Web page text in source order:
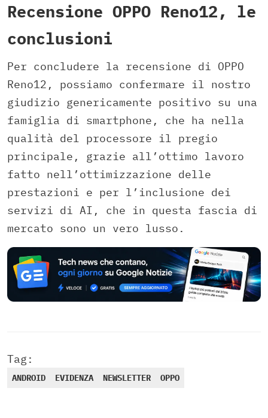
Recensione OPPO Reno12, le
conclusioni
Per concludere la recensione di OPPO
Reno12, possiamo confermare il nostro
giudizio genericamente positivo su una
famiglia di smartphone, che ha nella
qualità del processore il pregio
principale, grazie all’ottimo lavoro
fatto nell’ottimizzazione delle
prestazioni e per l’inclusione dei
servizi di AI, che in questa fascia di
mercato sono un vero lusso.
Tag:
ANDROID EVIDENZA NEWSLETTER OPPO